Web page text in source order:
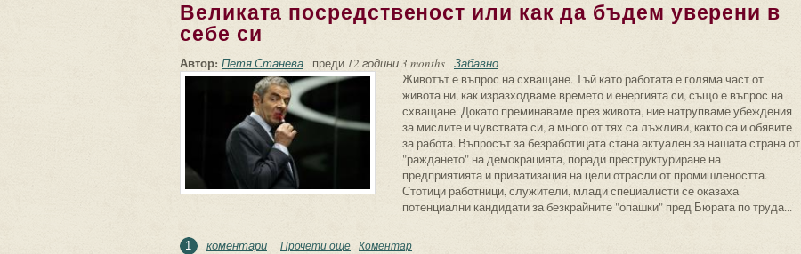
Великата посредственост или как да бъдем уверени в
себе си
Автор: Петя Станева преди 12 години 3 months Забавно
Животът е въпрос на схващане. Тъй като работата е голяма част от
живота ни, как изразходваме времето и енергията си, също е въпрос на
схващане. Докато преминаваме през живота, ние натрупваме убеждения
за мислите и чувствата си, а много от тях са лъжливи, както са и обявите
за работа. Въпросът за безработицата стана актуален за нашата страна от
"раждането" на демокрацията, поради преструктуриране на
предприятията и приватизация на цели отрасли от промишлеността.
Стотици работници, служители, млади специалисти се оказаха
потенциални кандидати за безкрайните "опашки" пред Бюрата по труда...
1 коментари Прочети още about Великата посредственост или как да бъдем уверени в себе си
Коментар